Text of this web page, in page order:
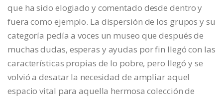
que ha sido elogiado y comentado desde dentro y
fuera como ejemplo. La dispersión de los grupos y su
categoría pedía a voces un museo que después de
muchas dudas, esperas y ayudas por fin llegó con las
características propias de lo pobre, pero llegó y se
volvió a desatar la necesidad de ampliar aquel
espacio vital para aquella hermosa colección de